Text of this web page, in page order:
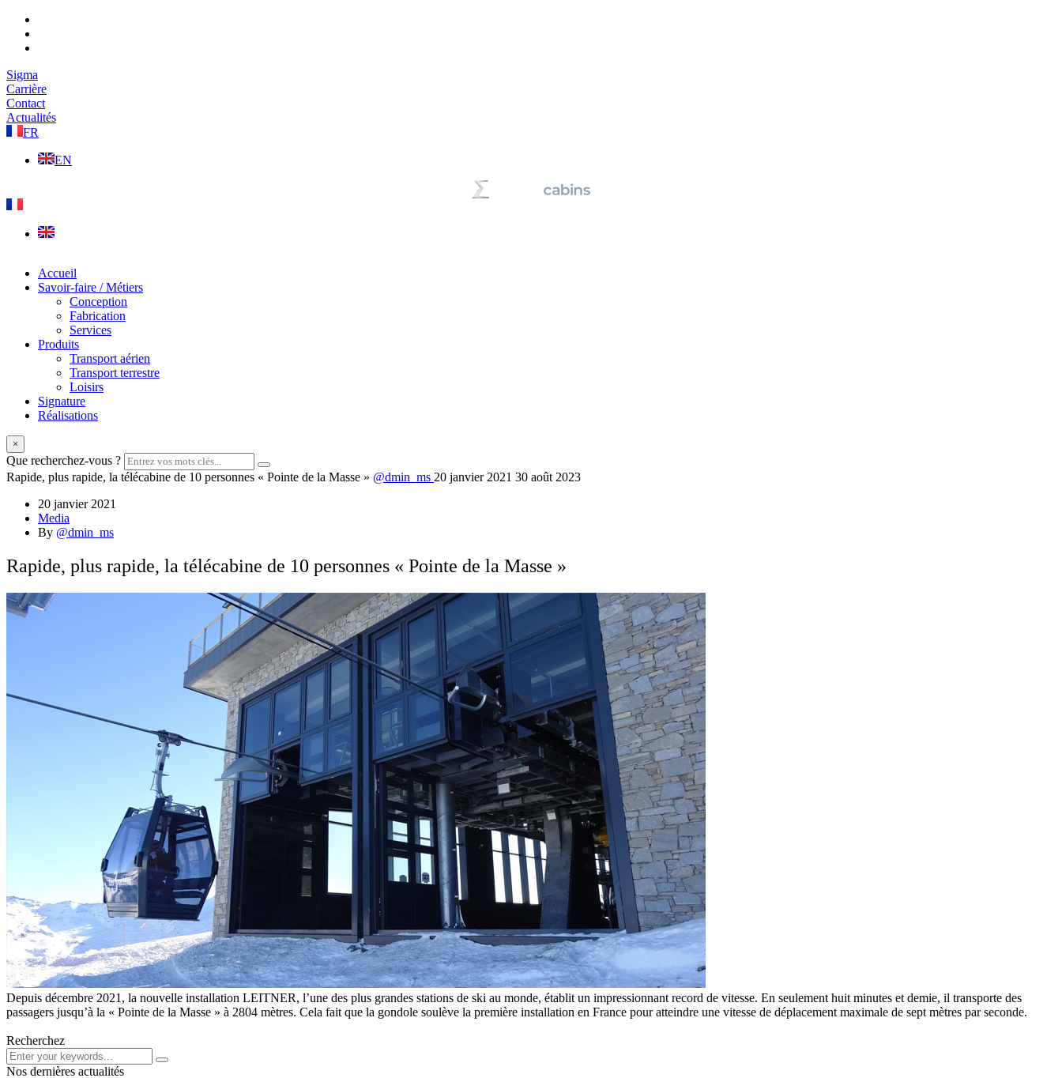
Sigma
Carrière
Contact
Actualités
FR
EN
Accueil
Savoir-faire / Métiers
Conception
Fabrication
Services
Produits
Transport aérien
Transport terrestre
Loisirs
Signature
Réalisations
×
Que recherchez-vous ?
Rapide, plus rapide, la télécabine de 10 personnes « Pointe de la Masse » @dmin_ms 20 janvier 2021 30 août 2023
20 janvier 2021
Media
By @dmin_ms
Rapide, plus rapide, la télécabine de 10 personnes « Pointe de la Masse »
Depuis décembre 2021, la nouvelle installation LEITNER, l’une des plus grandes stations de ski au monde, établit un impressionnant record de vitesse. En seulement huit minutes et demie, il transporte des
passagers jusqu’à la « Pointe de la Masse » à 2804 mètres. Cela fait que la gondole soulève la première installation en France pour atteindre une vitesse de déplacement maximale de sept mètres par seconde.
Recherchez
Nos dernières actualités